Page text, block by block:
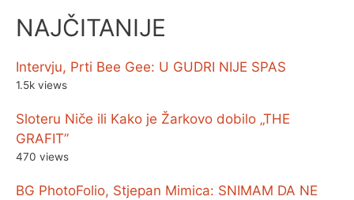
NAJČITANIJE
Intervju, Prti Bee Gee: U GUDRI NIJE SPAS
1.5k views
Sloteru Niče ili Kako je Žarkovo dobilo „THE
GRAFIT”
470 views
BG PhotoFolio, Stjepan Mimica: SNIMAM DA NE